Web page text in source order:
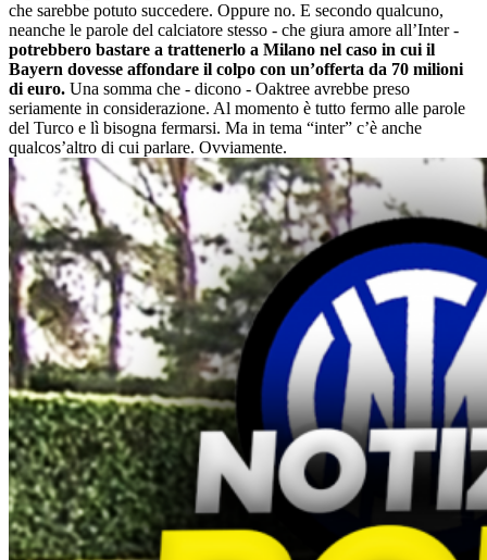
che sarebbe potuto succedere. Oppure no. E secondo qualcuno,
neanche le parole del calciatore stesso - che giura amore all’Inter -
potrebbero bastare a trattenerlo a Milano nel caso in cui il
Bayern dovesse affondare il colpo con un’offerta da 70 milioni
di euro. Una somma che - dicono - Oaktree avrebbe preso
seriamente in considerazione. Al momento è tutto fermo alle parole
del Turco e lì bisogna fermarsi. Ma in tema “inter” c’è anche
qualcos’altro di cui parlare. Ovviamente.